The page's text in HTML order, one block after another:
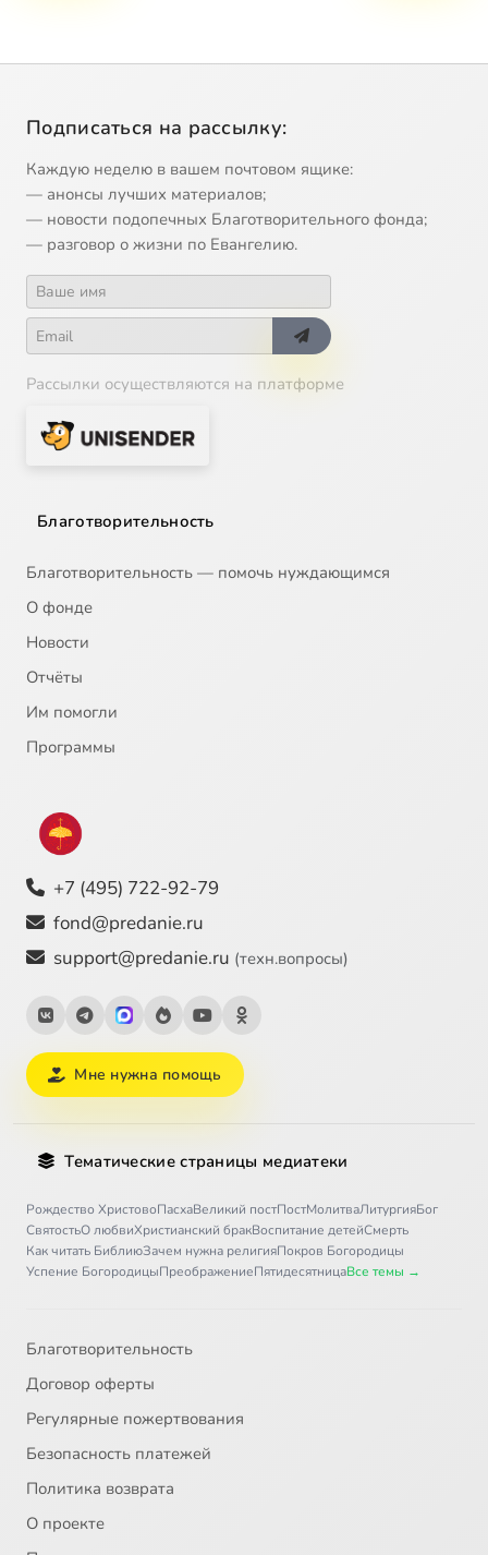
Подписаться на рассылку:
Каждую неделю в вашем почтовом ящике:
— анонсы лучших материалов;
— новости подопечных Благотворительного фонда;
— разговор о жизни по Евангелию.
Рассылки осуществляются на платформе
Благотворительность
Благотворительность — помочь нуждающимся
О фонде
Новости
Отчёты
Им помогли
Программы
+7 (495) 722-92-79
fond@predanie.ru
support@predanie.ru (техн.вопросы)
Мне нужна помощь
Тематические страницы медиатеки
Рождество ХристовоПасхаВеликий постПостМолитваЛитургияБог
СвятостьО любвиХристианский бракВоспитание детейСмерть
Как читать БиблиюЗачем нужна религияПокров Богородицы
Успение БогородицыПреображениеПятидесятницаВсе темы →
Благотворительность
Договор оферты
Регулярные пожертвования
Безопасность платежей
Политика возврата
О проекте